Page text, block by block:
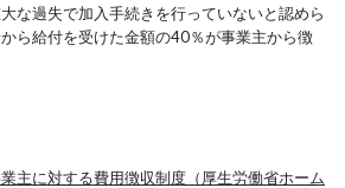
な過失で加入手続きを行っていないと認めら
ら給付を受けた金額の40％が事業主から徴
主に対する費用徴収制度（厚生労働省ホーム